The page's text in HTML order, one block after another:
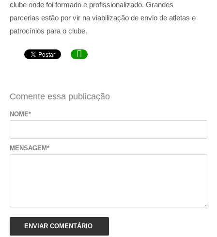
clube onde foi formado e profissionalizado. Grandes
parcerias estão por vir na viabilização de envio de atletas e
patrocínios para o clube.

Comente essa publicação
NOME*
MENSAGEM*